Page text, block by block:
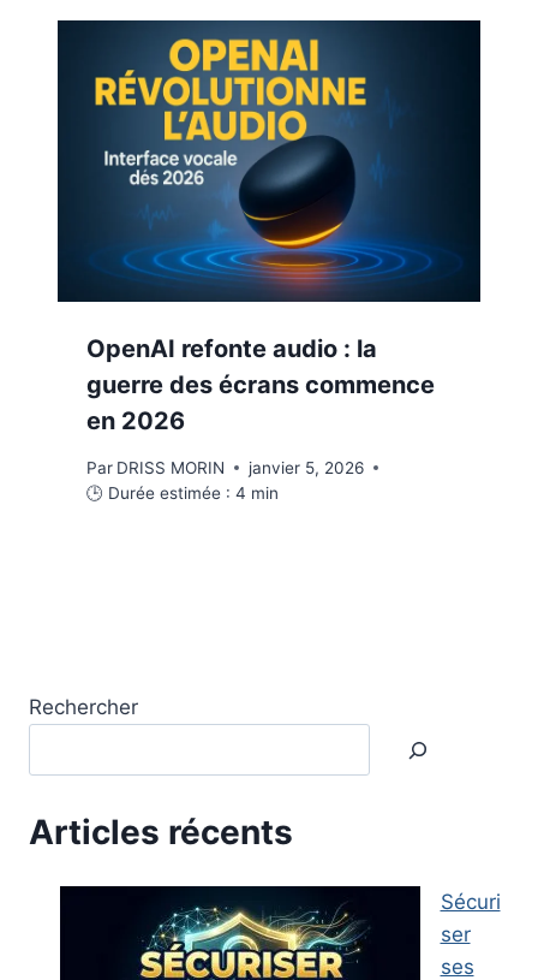
OpenAI refonte audio : la
guerre des écrans commence
en 2026
Par DRISS MORIN
janvier 5, 2026
🕒 Durée estimée : 4 min
Rechercher
Articles récents
Sécuri
ser
ses